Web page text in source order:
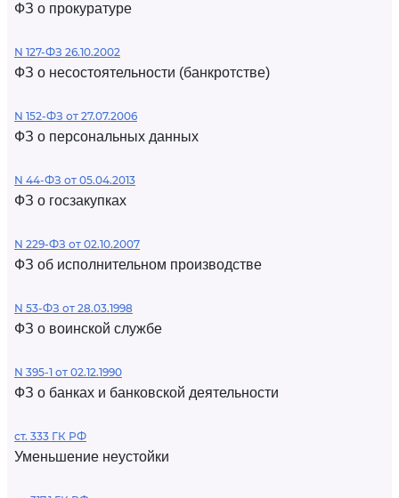
ФЗ о прокуратуре
N 127-ФЗ 26.10.2002
ФЗ о несостоятельности (банкротстве)
N 152-ФЗ от 27.07.2006
ФЗ о персональных данных
N 44-ФЗ от 05.04.2013
ФЗ о госзакупках
N 229-ФЗ от 02.10.2007
ФЗ об исполнительном производстве
N 53-ФЗ от 28.03.1998
ФЗ о воинской службе
N 395-1 от 02.12.1990
ФЗ о банках и банковской деятельности
ст. 333 ГК РФ
Уменьшение неустойки